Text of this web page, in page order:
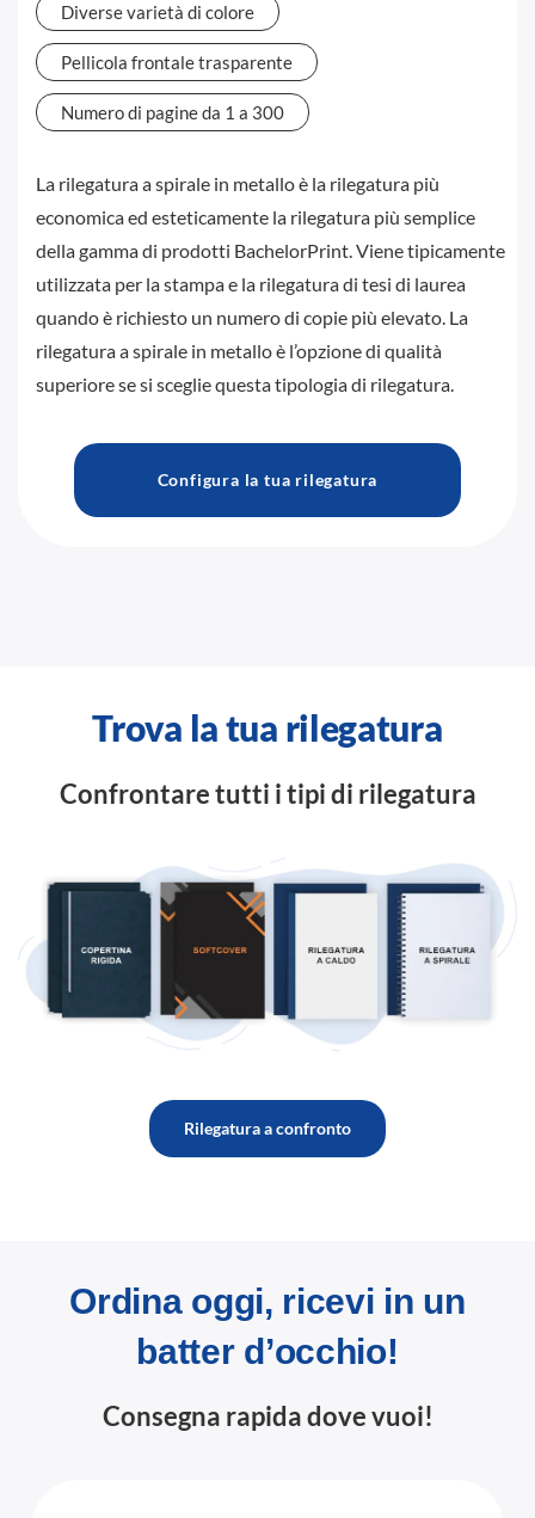
Diverse varietà di colore
Pellicola frontale trasparente
Numero di pagine da 1 a 300
La rilegatura a spirale in metallo è la rilegatura più
economica ed esteticamente la rilegatura più semplice
della gamma di prodotti BachelorPrint. Viene tipicamente
utilizzata per la stampa e la rilegatura di tesi di laurea
quando è richiesto un numero di copie più elevato. La
rilegatura a spirale in metallo è l’opzione di qualità
superiore se si sceglie questa tipologia di rilegatura.
Configura la tua rilegatura
Trova la tua rilegatura
Confrontare tutti i tipi di rilegatura
Rilegatura a confronto
Ordina oggi, ricevi in un
batter d’occhio!
Consegna rapida dove vuoi!